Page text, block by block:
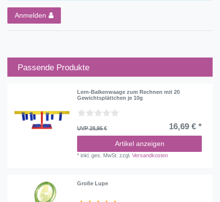
Anmelden
Passende Produkte
Lern-Balkenwaage zum Rechnen mit 20
Gewichtsplättchen je 10g
UVP 28,95 € 16,69 € *
Artikel anzeigen
*inkl. ges. MwSt. zzgl.Versandkosten
Große Lupe